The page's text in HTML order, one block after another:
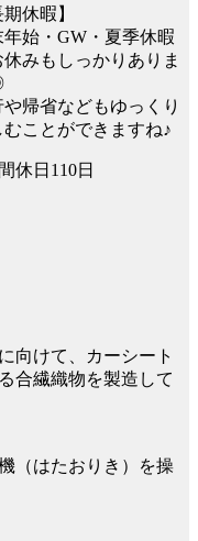
期休暇】
年始・GW・夏季休暇
休みもしっかりありま
や帰省などもゆっくり
むことができますね♪
休日110日
向けて、カーシート
合繊織物を製造して
（はたおりき）を操